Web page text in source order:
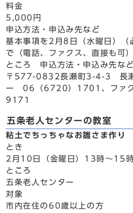
料金
5,000円
申込方法・申込み先など
基本事項を2月8日（水曜日）（
で（電話、ファクス、直接も可）
ところ 申込方法・申込み先な
〒577-0832長瀬町3-4-3 長瀬
ー 06（6720）1701、ファ
9171
五条老人センターの教室
粘土でちっちゃなお雛さま作り
とき
2月10日（金曜日）13時～15
ところ
五条老人センター
対象
市内在住の60歳以上の方